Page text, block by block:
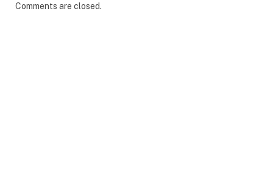
Comments are closed.